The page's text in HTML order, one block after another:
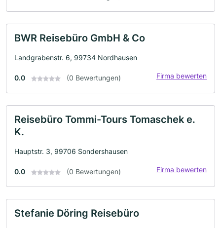
BWR Reisebüro GmbH & Co
Landgrabenstr. 6, 99734 Nordhausen
0.0 (0 Bewertungen) Firma bewerten
Reisebüro Tommi-Tours Tomaschek e.
K.
Hauptstr. 3, 99706 Sondershausen
0.0 (0 Bewertungen) Firma bewerten
Stefanie Döring Reisebüro